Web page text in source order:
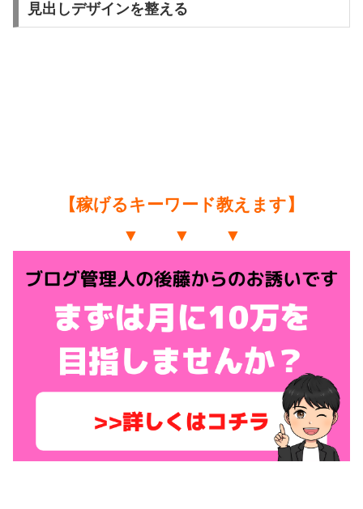
見出しデザインを整える
【稼げるキーワード教えます】
▼ ▼ ▼